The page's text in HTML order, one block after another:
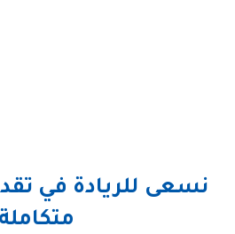
نسعى للريادة في
متكاملة